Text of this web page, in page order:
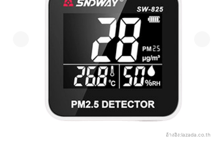
อ้างอิง:lazada.co.th